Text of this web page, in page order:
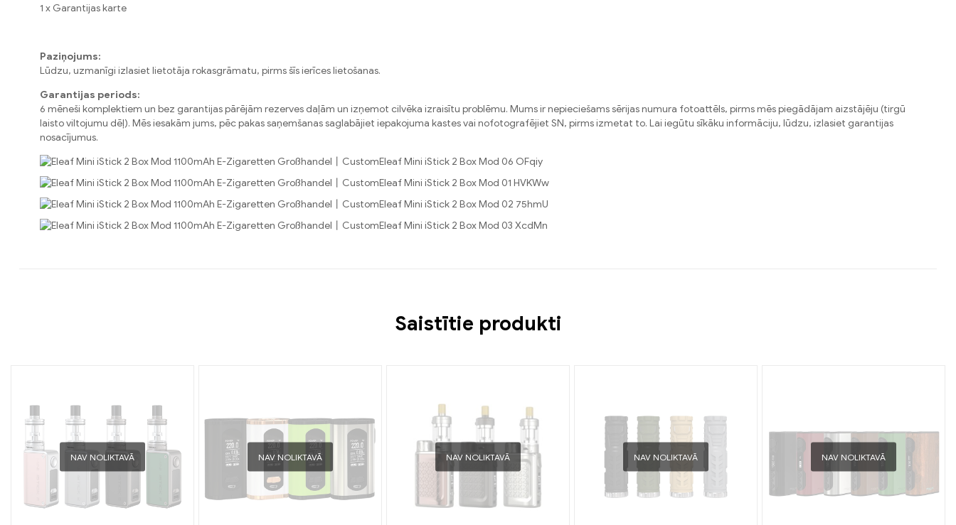
1 x Garantijas karte
Paziņojums:
Lūdzu, uzmanīgi izlasiet lietotāja rokasgrāmatu, pirms šīs ierīces lietošanas.
Garantijas periods:
6 mēneši komplektiem un bez garantijas pārējām rezerves daļām un izņemot cilvēka izraisītu problēmu. Mums ir nepieciešams sērijas numura fotoattēls, pirms mēs piegādājam aizstājēju (tirgū
laisto viltojumu dēļ). Mēs iesakām jums, pēc pakas saņemšanas saglabājiet iepakojuma kastes vai nofotografējiet SN, pirms izmetat to. Lai iegūtu sīkāku informāciju, lūdzu, izlasiet garantijas
nosacījumus.
Saistītie produkti
NAV NOLIKTAVĀ NAV NOLIKTAVĀ NAV NOLIKTAVĀ NAV NOLIKTAVĀ NAV NOLIKTAVĀ